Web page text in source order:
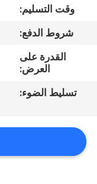
مراقبة
الجودة
اتصل
أخبار
وقت التسليم:
شروط الدفع:
القدرة على
العرض:
تسليط الضوء: